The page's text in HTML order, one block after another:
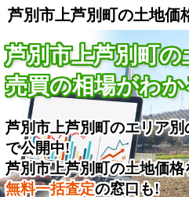
芦別市上芦別町の土地価
芦別市上芦別町
売買の相場がわ
芦別市上芦別町のエリア
で公開中!
芦別市上芦別町の土地価格
無料一括査定の窓口も!